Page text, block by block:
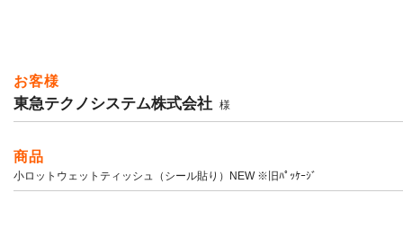
お客様
東急テクノシステム株式会社 様
商品
小ロットウェットティッシュ（シール貼り）NEW ※旧ﾊﾟｯｹｰｼﾞ